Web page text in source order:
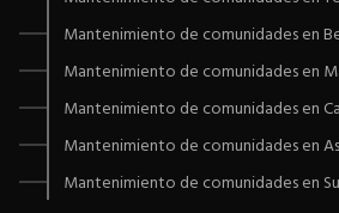
Mantenimiento de comunidades en
Mantenimiento de comunidades en
Mantenimiento de comunidades en
Mantenimiento de comunidades en
Mantenimiento de comunidades en